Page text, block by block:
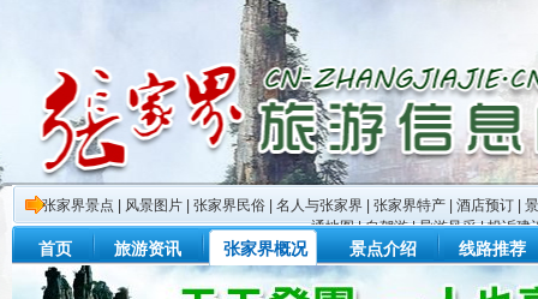
张家界景点 风景图片 张家界民俗 名人与张家界 张家界特产 酒店预订
通地图|自驾游|导游风采|投诉建
首页 旅游资讯 张家界概况 景点介绍 线路推荐